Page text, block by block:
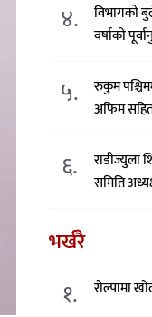
४.
विभागको
वर्षाको
५.
रुकुम
अफिम
६.
राडीज्युला
समिति
भर्खरै
१. रोल्पामा